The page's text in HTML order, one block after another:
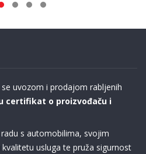
se uvozom i prodajom rabljenih
certifikat o proizvođaču i
s automobilima, svojim
usluga te pruža sigurnost